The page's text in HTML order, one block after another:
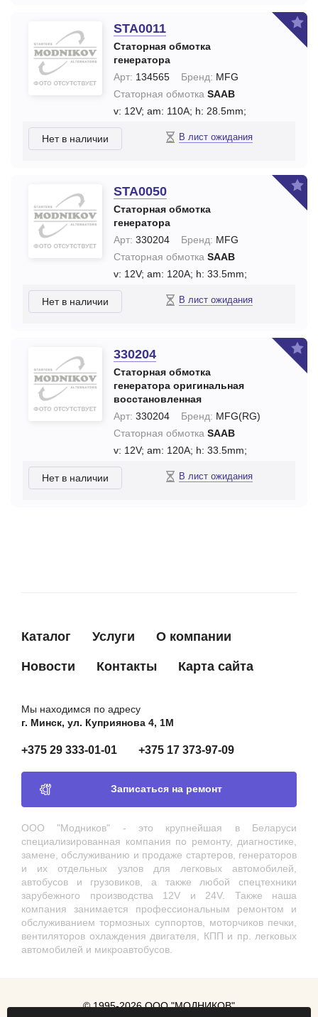
STA0011
Статорная обмотка
генератора
Арт: 134565 Бренд: MFG
Статорная обмотка SAAB
v: 12V; am: 110A; h: 28.5mm;
Нет в наличии В лист ожидания
STA0050
Статорная обмотка
генератора
Арт: 330204 Бренд: MFG
Статорная обмотка SAAB
v: 12V; am: 120A; h: 33.5mm;
Нет в наличии В лист ожидания
330204
Статорная обмотка
генератора оригинальная
восстановленная
Арт: 330204 Бренд: MFG(RG)
Статорная обмотка SAAB
v: 12V; am: 120A; h: 33.5mm;
Нет в наличии В лист ожидания
Каталог Услуги О компании
Новости Контакты Карта сайта
Мы находимся по адресу
г. Минск, ул. Куприянова 4, 1М
+375 29 333-01-01 +375 17 373-97-09
Записаться на ремонт
ООО "Модников" - это крупнейшая в Беларуси
специализированная компания по ремонту, диагностике,
замене, обслуживанию и продаже стартеров, генераторов
и их отдельных узлов для легковых автомобилей,
автобусов и грузовиков, а также любой спецтехники
зарубежного производства 12V и 24V. Также наша
компания занимается профессиональным ремонтом и
обслуживанием тормозных суппортов, моторчиков печки,
вентиляторов охлаждения двигателя, КПП и пр. легковых
автомобилей и микроавтобусов.
© 1995-2026 ООО "МОДНИКОВ"